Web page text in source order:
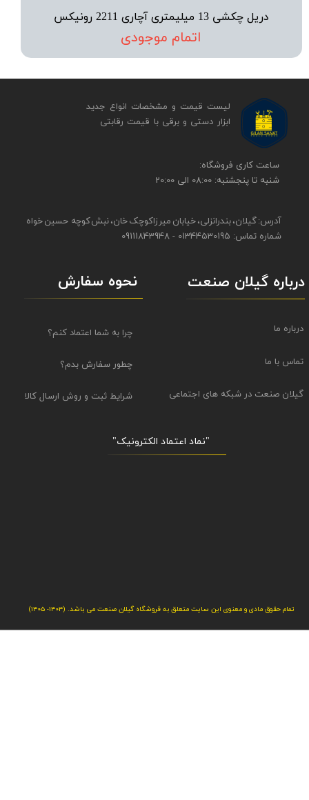
دریل چکشی 13 میلیمتری آچاری 2211 رونیکس
اتمام موجودی
​​ساعت کاری فروشگاه:
شنبه تا پنجشنبه: 08:00 الی 20:00
آدرس: گیلان، بندرانزلی، خیابان میرزاکوچک خان، نبش کوچه حسین خواه
شماره تماس: 01344530195 - 09111843948
لیست قیمت و مشخصات انواع جدید
ابزار دستی و برقی ​​​​​​​با قیمت رقابتی
نحوه سفارش
چرا به شما اعتماد کنم؟
چطور سفارش بدم؟
شرایط ثبت و روش ارسال کالا
تمام حقوق مادی و معنوی این سایت متعلق به فروشگاه گیلان صنعت می باشد. (1404- 1405)
"نماد اعتماد الکترونیک​​​​​​​"
درباره گیلان صنعت
درباره ما
تماس با ما
گیلان صنعت در شبکه های اجتماعی